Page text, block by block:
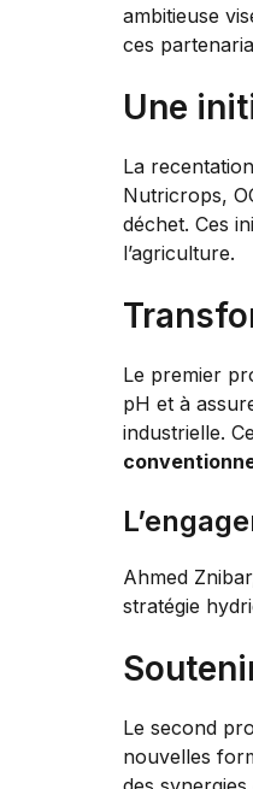
ambitieuse
ces
Une
La
Nutricrops,
déchet. Ces
l’agriculture.
Le premier
pH et à
industrielle.
Ahmed
stratégie
Le second
nouvelles